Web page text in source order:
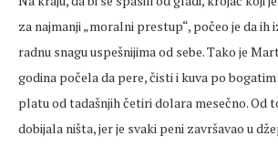
za najmanji „moralni prestup“, počeo je da ih
radnu snagu uspešnijima od sebe. Tako je
godina počela da pere, čisti i kuva po
platu od tadašnjih četiri dolara mesečno. Od
dobijala ništa, jer je svaki peni završavao u